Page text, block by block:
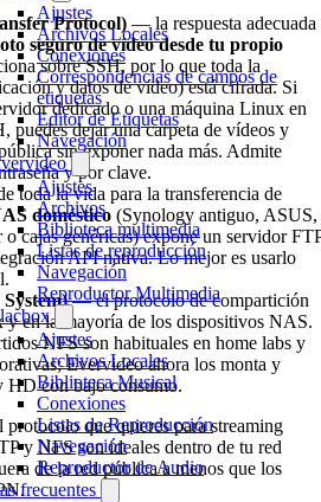
Ajustes
Archivos Locales
Conexiones
Correspondencias de campos de
etiquetas
Editor de Etiquetas
Navegación
Ajustes
Archivos
Biblioteca multimedia
Listas de reproducción
Navegación
Reproductor Multimedia
Ajustes
Archivos Locales
Biblioteca Musical
Conexiones
Listas de Reproducción
Navegación
Reproductor de Audio
frecuentes
Protocol) — la respuesta adecuada
seguro de vídeo desde tu propio
sobre SSH, por lo que toda la
y datos de vídeo) está cifrada. Si
dedicado o una máquina Linux en
puedes dejar una carpeta de vídeos y
sin exponer nada más. Admite
y por clave.
toda la vida para la transferencia de
doméstico (Synology antiguo, ASUS,
cajas genéricas) expone un servidor
API nativa. Lo mejor es usarlo
— el protocolo de compartición
y en la mayoría de los dispositivos NAS.
NFS son habituales en home labs y
Evervideo ahora los monta y
HD con bajo consumo.
protocolo que quieres para streaming
y NFS son ideales dentro de tu red
de la red pública a menos que los